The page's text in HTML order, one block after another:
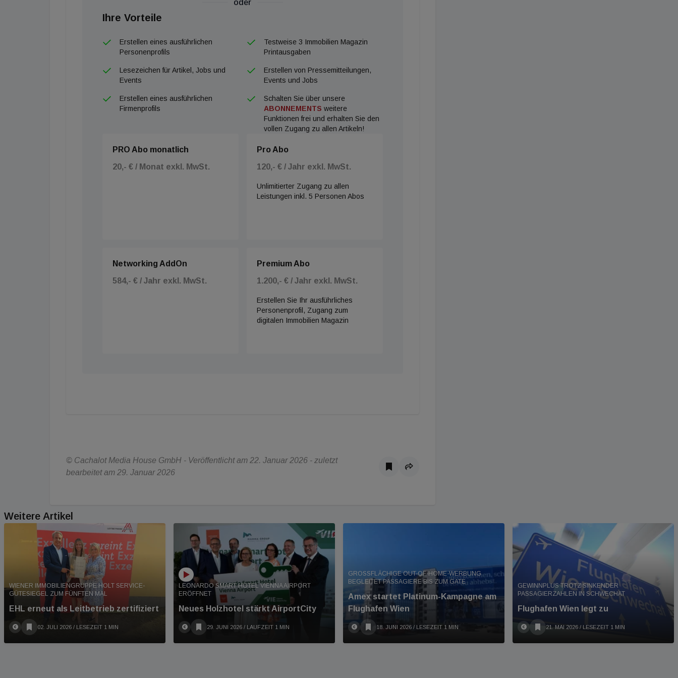
oder
Ihre Vorteile
Erstellen eines ausführlichen
Personenprofils
Testweise 3 Immobilien Magazin
Printausgaben
Lesezeichen für Artikel, Jobs und
Events
Erstellen von Pressemitteilungen,
Events und Jobs
Erstellen eines ausführlichen
Firmenprofils
Schalten Sie über unsere
ABONNEMENTS weitere
Funktionen frei und erhalten Sie den
vollen Zugang zu allen Artikeln!
PRO Abo monatlich
20,- € / Monat exkl. MwSt.
Pro Abo
120,- € / Jahr exkl. MwSt.
Unlimitierter Zugang zu allen
Leistungen inkl. 5 Personen Abos
Networking AddOn
584,- € / Jahr exkl. MwSt.
Premium Abo
1.200,- € / Jahr exkl. MwSt.
Erstellen Sie Ihr ausführliches
Personenprofil, Zugang zum
digitalen Immobilien Magazin
© Cachalot Media House GmbH - Veröffentlicht am 22. Januar 2026 - zuletzt
bearbeitet am 29. Januar 2026
Weitere Artikel
WIENER IMMOBILIENGRUPPE HOLT SERVICE-
GÜTESIEGEL ZUM FÜNFTEN MAL
EHL erneut als Leitbetrieb zertifiziert
02. JULI 2026 / LESEZEIT 1 MIN
LEONARDO SMART HOTEL VIENNA AIRPORT
ERÖFFNET
Neues Holzhotel stärkt AirportCity
29. JUNI 2026 / LAUFZEIT 1 MIN
GROSSFLÄCHIGE OUT-OF-HOME-WERBUNG B
EGLEITET PASSAGIERE BIS ZUM GATE
Amex startet Platinum-Kampagne am
Flughafen Wien
18. JUNI 2026 / LESEZEIT 1 MIN
GEWINNPLUS TROTZ SINKENDER
PASSAGIERZAHLEN IN SCHWECHAT
Flughafen Wien legt zu
21. MAI 2026 / LESEZEIT 1 MIN